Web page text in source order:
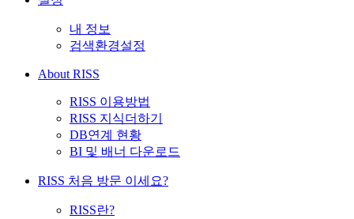
내 정보
검색환경설정
About RISS
RISS 이용방법
RISS 지식더하기
DB연계 현황
BI 및 배너 다운로드
RISS 처음 방문 이세요?
RISS란?